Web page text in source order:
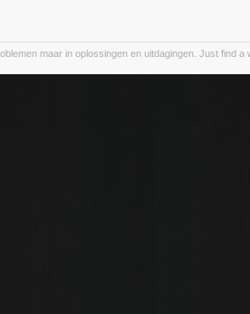
maar in oplossingen en uitdagingen. Just find a